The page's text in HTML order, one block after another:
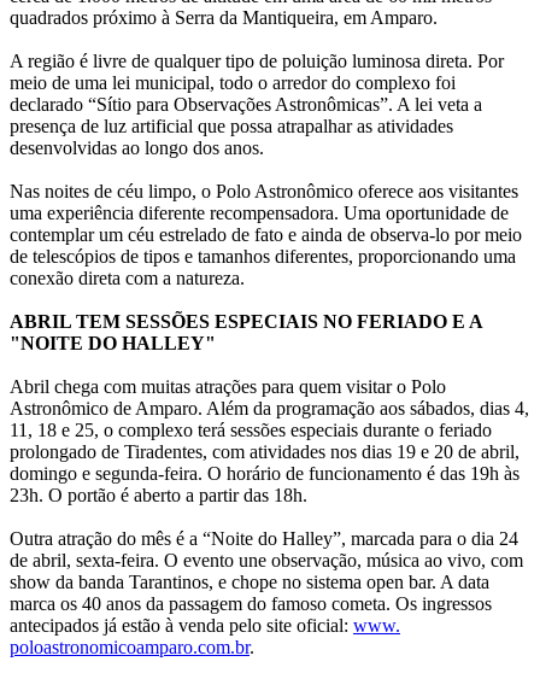
quadrados próximo à Serra da Mantiqueira, em Amparo.
A região é livre de qualquer tipo de poluição luminosa direta. Por
meio de uma lei municipal, todo o arredor do complexo foi
declarado “Sítio para Observações Astronômicas”. A lei veta a
presença de luz artificial que possa atrapalhar as atividades
desenvolvidas ao longo dos anos.
Nas noites de céu limpo, o Polo Astronômico oferece aos visitantes
uma experiência diferente recompensadora. Uma oportunidade de
contemplar um céu estrelado de fato e ainda de observa-lo por meio
de telescópios de tipos e tamanhos diferentes, proporcionando uma
conexão direta com a natureza.
ABRIL TEM SESSÕES ESPECIAIS NO FERIADO E A
"NOITE DO HALLEY"
Abril chega com muitas atrações para quem visitar o Polo
Astronômico de Amparo. Além da programação aos sábados, dias 4,
11, 18 e 25, o complexo terá sessões especiais durante o feriado
prolongado de Tiradentes, com atividades nos dias 19 e 20 de abril,
domingo e segunda-feira. O horário de funcionamento é das 19h às
23h. O portão é aberto a partir das 18h.
Outra atração do mês é a “Noite do Halley”, marcada para o dia 24
de abril, sexta-feira. O evento une observação, música ao vivo, com
show da banda Tarantinos, e chope no sistema open bar. A data
marca os 40 anos da passagem do famoso cometa. Os ingressos
antecipados já estão à venda pelo site oficial: www.
poloastronomicoamparo.com.br.